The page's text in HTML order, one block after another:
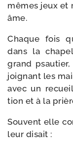
mêmes jeux et
âme.
Chaque fois
dans la
grand
joi­gnant les
avec un
tion et à la
Souvent elle
leur disait :